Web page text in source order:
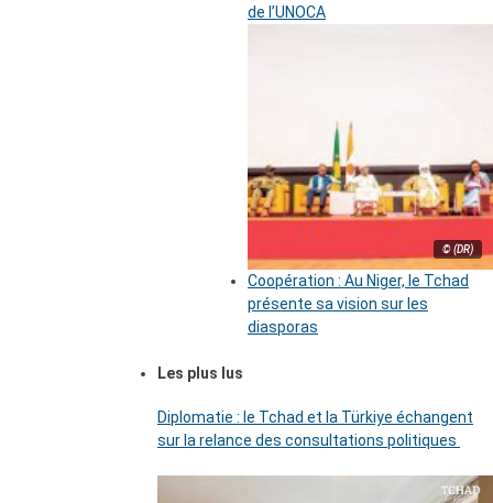
de l’UNOCA
© (DR)
Coopération : Au Niger, le Tchad
présente sa vision sur les
diasporas
Les plus lus
Diplomatie : le Tchad et la Türkiye échangent
sur la relance des consultations politiques